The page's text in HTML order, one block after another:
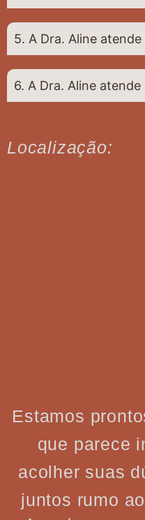
5. A Dra. Aline atende
6. A Dra. Aline
Localização:
Estamos
que parece
acolher suas
juntos rumo